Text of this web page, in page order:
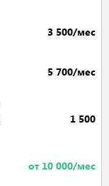
3 500/мес
5 700/мес
1 500
от 10 000/мес